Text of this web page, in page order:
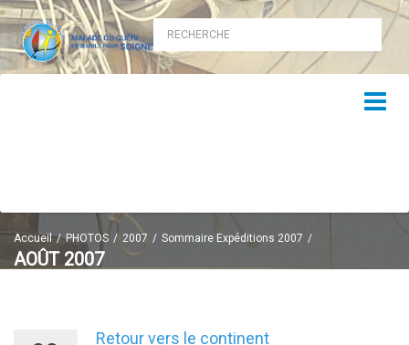
Accueil PHOTOS 2007 Sommaire Expéditions 2007
AOÛT 2007
Retour vers le continent